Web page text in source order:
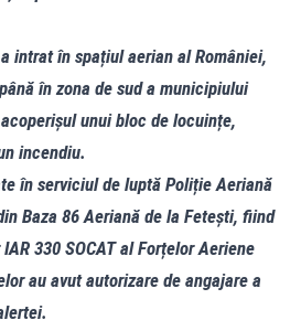
intrat în spațiul aerian al României,
în zona de sud a municipiului
unui bloc de locuințe,
incendiu.
în serviciul de luptă Poliție Aeriană
Baza 86 Aeriană de la Fetești, fiind
330 SOCAT al Forțelor Aeriene
au avut autorizare de angajare a